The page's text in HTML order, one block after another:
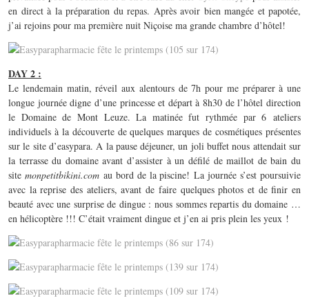
en direct à la préparation du repas. Après avoir bien mangée et papotée,
j’ai rejoins pour ma première nuit Niçoise ma grande chambre d’hôtel!
DAY 2 :
Le lendemain matin, réveil aux alentours de 7h pour me préparer à une
longue journée digne d’une princesse et départ à 8h30 de l’hôtel direction
le Domaine de Mont Leuze. La matinée fut rythmée par 6 ateliers
individuels à la découverte de quelques marques de cosmétiques présentes
sur le site d’easypara. A la pause déjeuner, un joli buffet nous attendait sur
la terrasse du domaine avant d’assister à un défilé de maillot de bain du
site monpetitbikini.com au bord de la piscine! La journée s’est poursuivie
avec la reprise des ateliers, avant de faire quelques photos et de finir en
beauté avec une surprise de dingue : nous sommes repartis du domaine …
en hélicoptère !!! C’était vraiment dingue et j’en ai pris plein les yeux !